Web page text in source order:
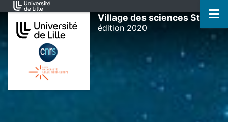
Accéder au menu principal
Accéder au contenu
Village des sciences StSo
édition 2020